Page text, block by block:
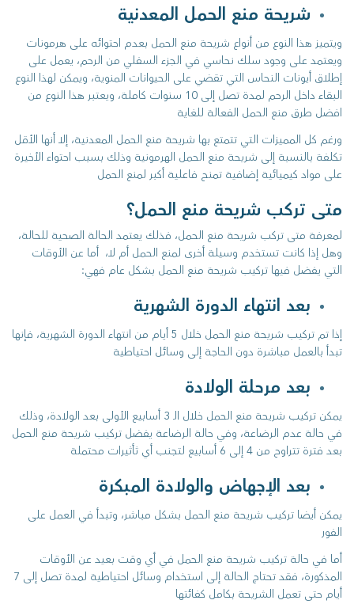
شريحة منع الحمل المعدنية
ويتميز هذا النوع من أنواع شريحة منع الحمل بعدم احتوائه على هرمونات
ويعتمد على وجود سلك نحاسي في الجزء السفلي من الرحم، يعمل على
إطلاق أيونات النحاس التي تقضي على الحيوانات المنوية، ويمكن لهذا النوع
البقاء داخل الرحم لمدة تصل إلى 10 سنوات كاملة، ويعتبر هذا النوع من
افضل طرق منع الحمل الفعالة للغاية
ورغم كل المميزات التي تتمتع بها شريحة منع الحمل المعدنية، إلا أنها الأقل
تكلفة بالنسبة إلى شريحة منع الحمل الهرمونية وذلك بسبب احتواء الأخيرة
على مواد كيميائية إضافية تمنح فاعلية أكبر لمنع الحمل
متى تركب شريحة منع الحمل؟
لمعرفة متى تركب شريحة منع الحمل، فذلك يعتمد الحالة الصحية للحالة،
وهل إذا كانت تستخدم وسيلة أخرى لمنع الحمل أم لا، أما عن الأوقات
التي يفضل فيها تركيب شريحة منع الحمل بشكل عام فهي:
بعد انتهاء الدورة الشهرية
إذا تم تركيب شريحة منع الحمل خلال 5 أيام من انتهاء الدورة الشهرية، فإنها
تبدأ بالعمل مباشرة دون الحاجة إلى وسائل احتياطية
بعد مرحلة الولادة
يمكن تركيب شريحة منع الحمل خلال الـ 3 أسابيع الأولى بعد الولادة، وذلك
في حالة عدم الرضاعة، وفي حالة الرضاعة يفضل تركيب شريحة منع الحمل
بعد فترة تتراوح من 4 إلى 6 أسابيع لتجنب أي ثأثيرات محتملة
بعد الإجهاض والولادة المبكرة
يمكن أيضا تركيب شريحة منع الحمل بشكل مباشر، وتبدأ في العمل على
الفور
أما في حالة تركيب شريحة منع الحمل في أي وقت بعيد عن الأوقات
المذكورة، فقد تحتاج الحالة إلى استخدام وسائل احتياطية لمدة تصل إلى 7
أيام حتى تعمل الشريحة بكامل كفائتها